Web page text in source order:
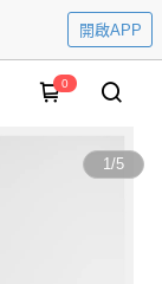
開啟APP
0
1/5